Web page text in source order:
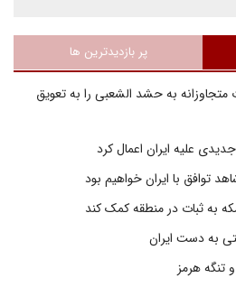
پر بازدیدترین ها
به حشد الشعبی را به تعویق
علیه ایران اعمال کرد
با ایران خواهیم بود
به ثبات در منطقه کمک کند
تنگه هرمز